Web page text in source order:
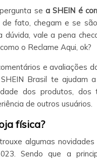
se a SHEIN é
fato, chegam e se
dúvida, vale a pena
o Reclame Aqui, ok?
e avaliações
Brasil te ajudam
dos produtos, dos
de outros usuários.
física?
algumas
Sendo que a